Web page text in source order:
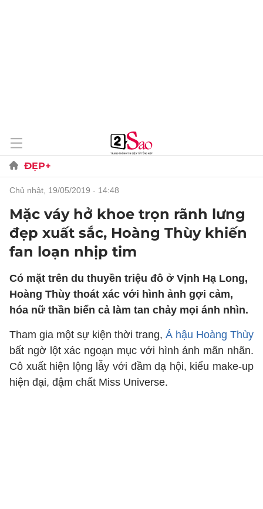
ĐẸP+
chủ nhật, 19/05/2019 - 14:48
Mặc váy hở khoe trọn rãnh lưng
đẹp xuất sắc, Hoàng Thùy khiến
fan loạn nhịp tim
Có mặt trên du thuyền triệu đô ở Vịnh Hạ Long,
Hoàng Thùy thoát xác với hình ảnh gợi cảm,
hóa nữ thần biển cả làm tan chảy mọi ánh nhìn.
Tham gia một sự kiện thời trang, Á hậu Hoàng Thùy
bất ngờ lột xác ngoạn mục với hình ảnh mãn nhãn.
Cô xuất hiện lộng lẫy với đầm dạ hội, kiểu make-up
hiện đại, đậm chất Miss Universe.